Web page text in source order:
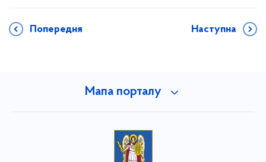
Попередня Наступна
Мапа порталу